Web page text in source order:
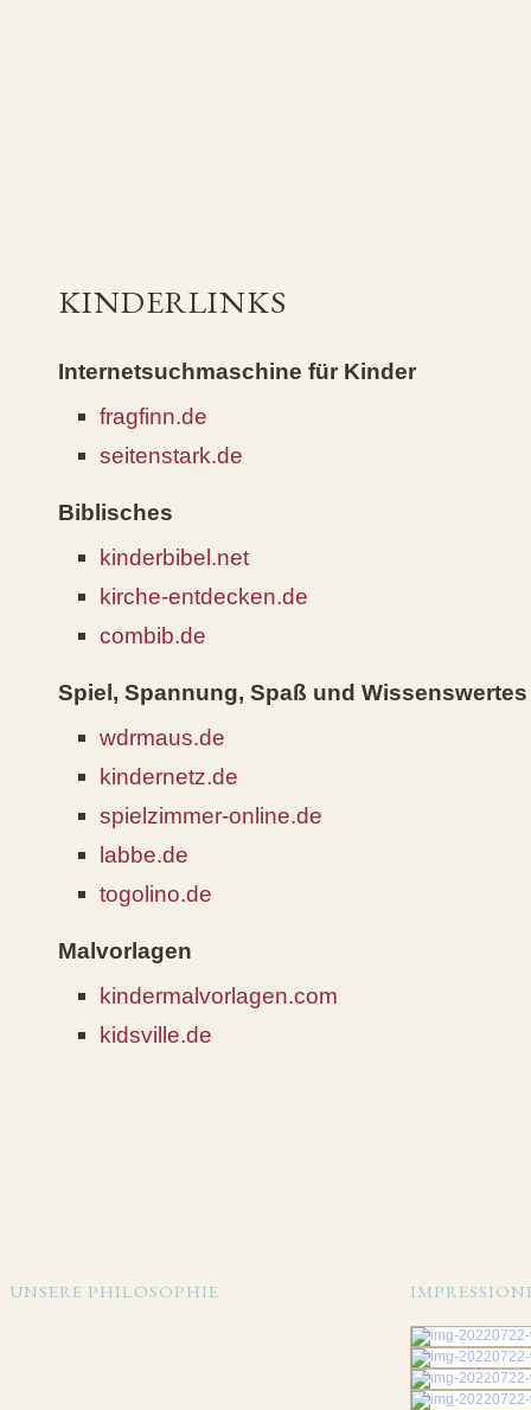
KINDERLINKS
Internetsuchmaschine für Kinder
fragfinn.de
seitenstark.de
Biblisches
kinderbibel.net
kirche-entdecken.de
combib.de
Spiel, Spannung, Spaß und Wissenswertes
wdrmaus.de
kindernetz.de
spielzimmer-online.de
labbe.de
togolino.de
Malvorlagen
kindermalvorlagen.com
kidsville.de
UNSERE PHILOSOPHIE